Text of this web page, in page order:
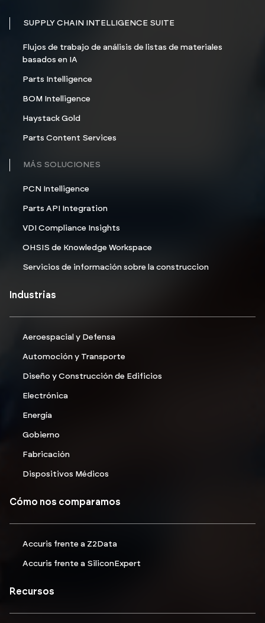
SUPPLY CHAIN INTELLIGENCE SUITE
Flujos de trabajo de análisis de listas de materiales
basados en IA
Parts Intelligence
BOM Intelligence
Haystack Gold
Parts Content Services
MÁS SOLUCIONES
PCN Intelligence
Parts API Integration
VDI Compliance Insights
OHSIS de Knowledge Workspace
Servicios de información sobre la construccion
Industrias
Aeroespacial y Defensa
Automoción y Transporte
Diseño y Construcción de Edificios
Electrónica
Energía
Gobierno
Fabricación
Dispositivos Médicos
Cómo nos comparamos
Accuris frente a Z2Data
Accuris frente a SiliconExpert
Recursos